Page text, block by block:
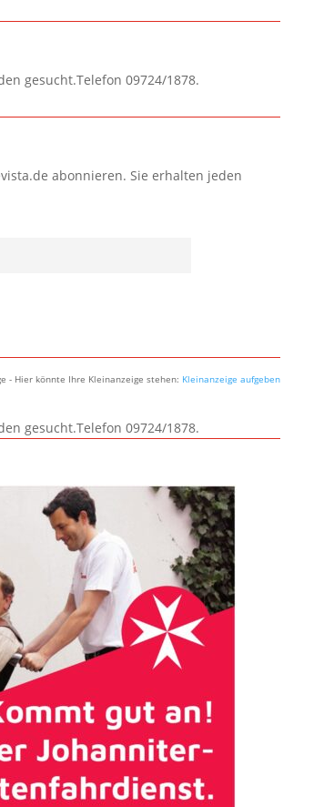
gesucht.Telefon 09724/1878.
abonnieren. Sie erhalten jeden
- Hier könnte Ihre Kleinanzeige stehen: Kleinanzeige aufgeben
gesucht.Telefon 09724/1878.